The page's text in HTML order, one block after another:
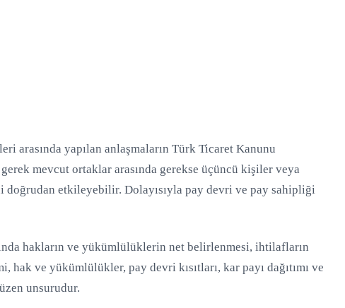
arasında yapılan anlaşmaların Türk Ticaret Kanunu
mevcut ortaklar arasında gerekse üçüncü kişiler veya
doğrudan etkileyebilir. Dolayısıyla pay devri ve pay sahipliği
hakların ve yükümlülüklerin net belirlenmesi, ihtilafların
ve yükümlülükler, pay devri kısıtları, kar payı dağıtımı ve
unsurudur.